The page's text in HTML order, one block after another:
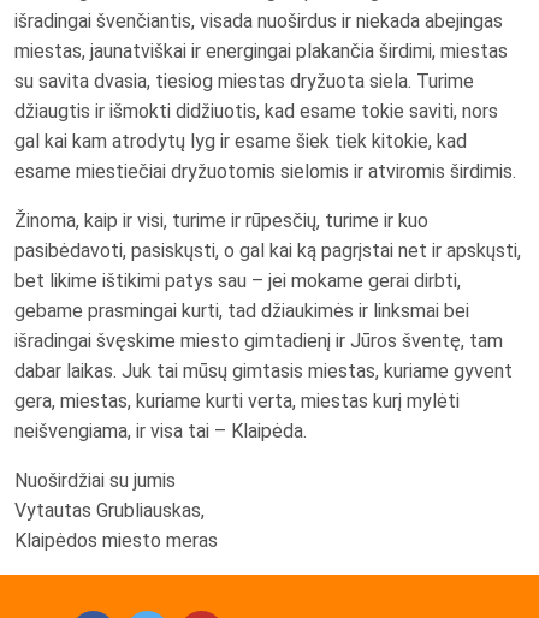
išradingai švenčiantis, visada nuoširdus ir niekada abejingas
miestas, jaunatviškai ir energingai plakančia širdimi, miestas
su savita dvasia, tiesiog miestas dryžuota siela. Turime
džiaugtis ir išmokti didžiuotis, kad esame tokie saviti, nors
gal kai kam atrodytų lyg ir esame šiek tiek kitokie, kad
esame miestiečiai dryžuotomis sielomis ir atviromis širdimis.
Žinoma, kaip ir visi, turime ir rūpesčių, turime ir kuo
pasibėdavoti, pasiskųsti, o gal kai ką pagrįstai net ir apskųsti,
bet likime ištikimi patys sau – jei mokame gerai dirbti,
gebame prasmingai kurti, tad džiaukimės ir linksmai bei
išradingai švęskime miesto gimtadienį ir Jūros šventę, tam
dabar laikas. Juk tai mūsų gimtasis miestas, kuriame gyvent
gera, miestas, kuriame kurti verta, miestas kurį mylėti
neišvengiama, ir visa tai – Klaipėda.
Nuoširdžiai su jumis
Vytautas Grubliauskas,
Klaipėdos miesto meras